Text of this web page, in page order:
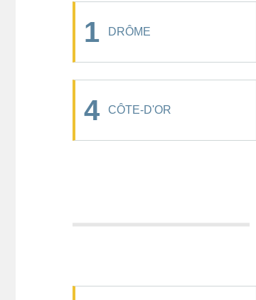
1 DRÔME
4 CÔTE-D'OR